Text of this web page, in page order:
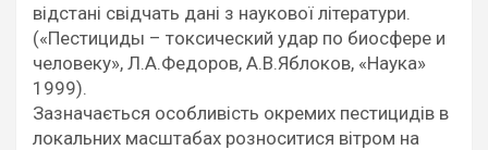
відстані свідчать дані з наукової літератури.
(«Пестициды – токсический удар по биосфере и
человеку», Л.А.Федоров, А.В.Яблоков, «Наука»
1999).
Зазначається особливість окремих пестицидів в
локальних масштабах розноситися вітром на